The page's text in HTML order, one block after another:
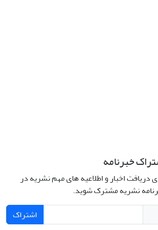
خبرنامه
دریافت اخبار و اطلاعیه های مهم نشریه در
نشریه مشترک شوید.
اشتراک